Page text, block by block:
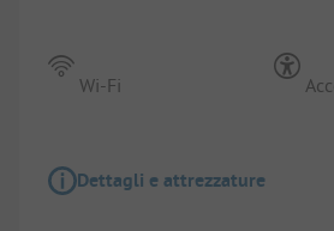
Wi-Fi
Dettagli e attrezzature